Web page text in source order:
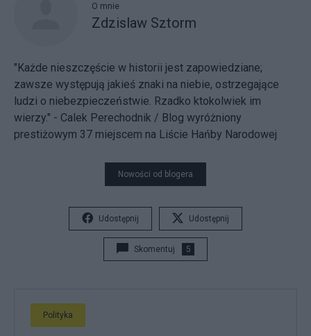
O mnie
Zdzislaw Sztorm
"Każde nieszczęście w historii jest zapowiedziane;
zawsze występują jakieś znaki na niebie, ostrzegające
ludzi o niebezpieczeństwie. Rzadko ktokolwiek im
wierzy." - Calek Perechodnik / Blog wyróżniony
prestiżowym 37 miejscem na Liście Hańby Narodowej
Nowości od blogera
Udostępnij Udostępnij
Skomentuj 5
Polityka